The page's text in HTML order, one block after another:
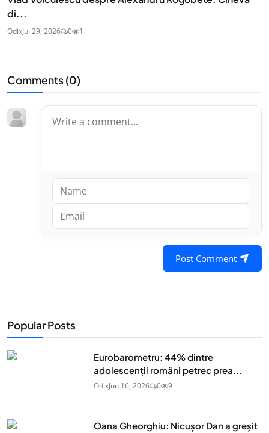
di...
OdixJul 29, 2026 0 1
Comments (0)
Post Comment
Popular Posts
Eurobarometru: 44% dintre
adolescenţii români petrec prea...
OdixJun 16, 2026 0 9
Oana Gheorghiu: Nicușor Dan a greșit